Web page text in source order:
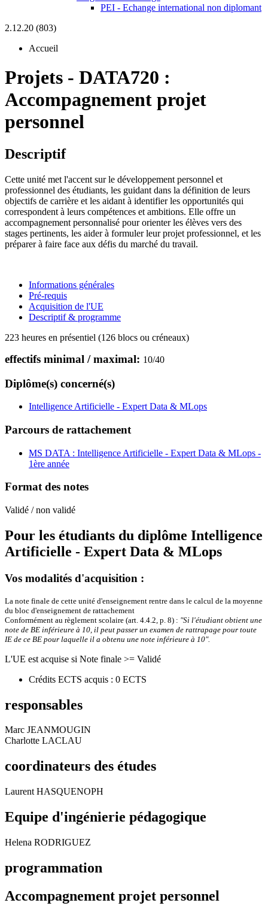
PEI - Echange international non diplomant
2.12.20 (803)
Accueil
Projets - DATA720 :
Accompagnement projet
personnel
Descriptif
Cette unité met l'accent sur le développement personnel et
professionnel des étudiants, les guidant dans la définition de leurs
objectifs de carrière et les aidant à identifier les opportunités qui
correspondent à leurs compétences et ambitions. Elle offre un
accompagnement personnalisé pour orienter les élèves vers des
stages pertinents, les aider à formuler leur projet professionnel, et les
préparer à faire face aux défis du marché du travail.
Informations générales
Pré-requis
Acquisition de l'UE
Descriptif & programme
223 heures en présentiel (126 blocs ou créneaux)
effectifs minimal / maximal: 10/40
Diplôme(s) concerné(s)
Intelligence Artificielle - Expert Data & MLops
Parcours de rattachement
MS DATA : Intelligence Artificielle - Expert Data & MLops -
1ère année
Format des notes
Validé / non validé
Pour les étudiants du diplôme Intelligence
Artificielle - Expert Data & MLops
Vos modalités d'acquisition :
La note finale de cette unité d'enseignement rentre dans le calcul de la moyenne
du bloc d'enseignement de rattachement
Conformément au règlement scolaire (art. 4.4.2, p. 8) : "Si l'étudiant obtient une
note de BE inférieure à 10, il peut passer un examen de rattrapage pour toute
IE de ce BE pour laquelle il a obtenu une note inférieure à 10".
L'UE est acquise si Note finale >= Validé
Crédits ECTS acquis : 0 ECTS
responsables
Marc JEANMOUGIN
Charlotte LACLAU
coordinateurs des études
Laurent HASQUENOPH
Equipe d'ingénierie pédagogique
Helena RODRIGUEZ
programmation
Accompagnement projet personnel